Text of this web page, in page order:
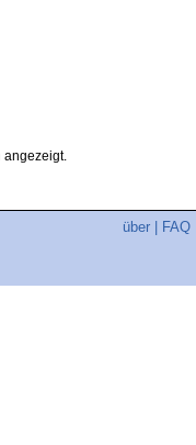
angezeigt.
über FAQ